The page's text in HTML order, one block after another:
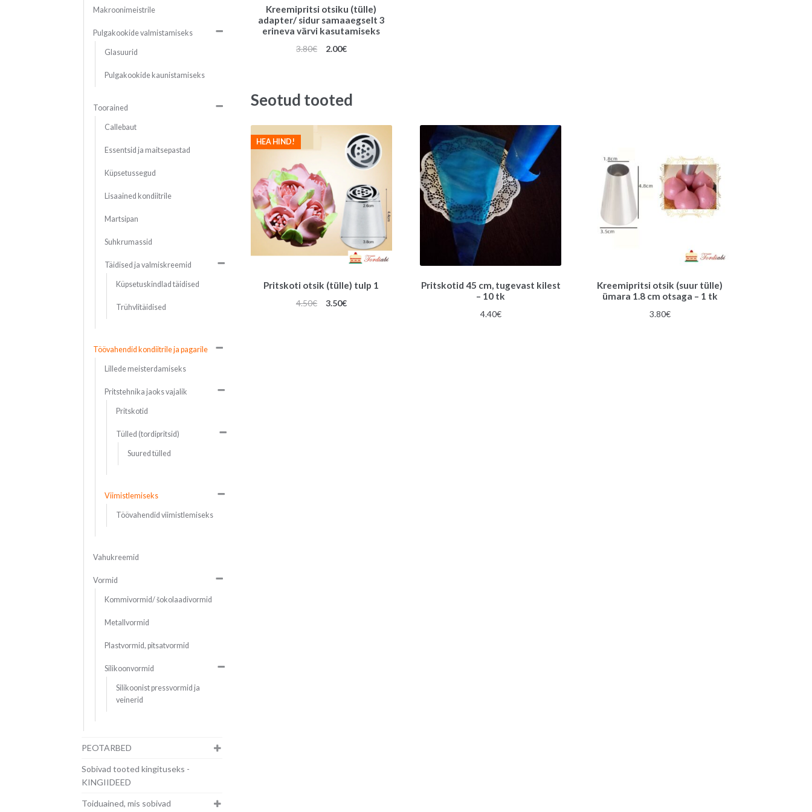
Kreemipritsi otsiku (tülle)
adapter/ sidur samaaegselt 3
erineva värvi kasutamiseks
3.80€
Algne
2.00€Praegune
Seotud tooted
Pritskoti otsik (tülle) tulp 1
HEA HIND!
4.50€
Algne
3.50€Praegune
Pritskotid 45 cm, tugevast kilest
– 10 tk
4.40€
Kreemipritsi otsik (suur tülle)
ümara 1.8 cm otsaga – 1 tk
3.80€
Makroonimeistrile
Pulgakookide valmistamiseks
Glasuurid
Pulgakookide kaunistamiseks
Toorained
Callebaut
Essentsid ja maitsepastad
Küpsetussegud
Lisaained kondiitrile
Martsipan
Suhkrumassid
Täidised ja valmiskreemid
Küpsetuskindlad täidised
Trühvlitäidised
Töövahendid kondiitrile ja pagarile
Lillede meisterdamiseks
Pritstehnika jaoks vajalik
Pritskotid
Tülled (tordipritsid)
Suured tülled
Viimistlemiseks
Töövahendid viimistlemiseks
Vahukreemid
Vormid
Kommivormid/ šokolaadivormid
Metallvormid
Plastvormid, pitsatvormid
Silikoonvormid
Silikoonist pressvormid ja
veinerid
PEOTARBED
Sobivad tooted kingituseks -
KINGIIDEED
Toiduained, mis sobivad